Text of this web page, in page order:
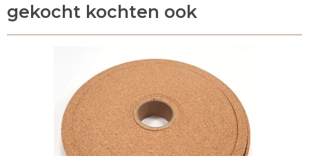
gekocht kochten ook